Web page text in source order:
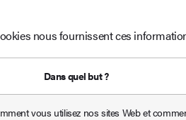
nous fournissent ces
Dans quel but ?
vous utilisez nos sites Web et